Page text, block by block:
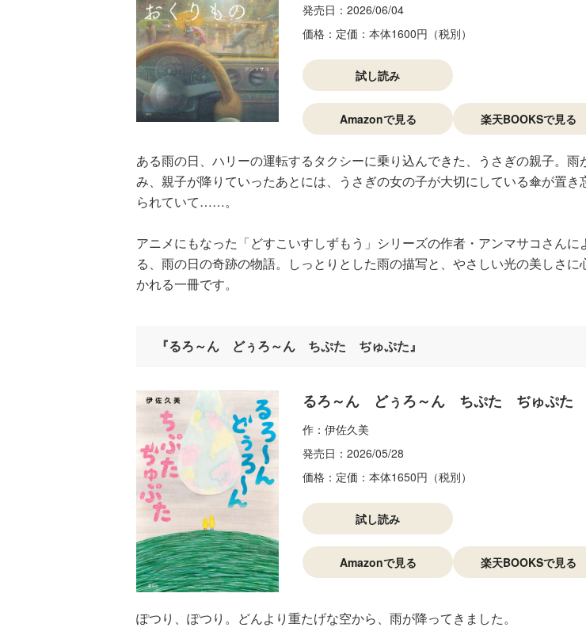
発売日： 2026/06/04
価格： 定価：本体1600円（税別）
試し読み
Amazonで見る 楽天BOOKSで見る
ある雨の日、ハリーの運転するタクシーに乗り込んできた、うさぎの親子。雨
み、親子が降りていったあとには、うさぎの女の子が大切にしている傘が置き
られていて……。
アニメにもなった「どすこいすしずもう」シリーズの作者・アンマサコさんに
る、雨の日の奇跡の物語。しっとりとした雨の描写と、やさしい光の美しさに
かれる一冊です。
『るろ～ん どぅろ～ん ちぷた ぢゅぷた』
るろ～ん どぅろ～ん ちぷた ぢゅぷた
作：伊佐久美
発売日： 2026/05/28
価格： 定価：本体1650円（税別）
試し読み
Amazonで見る 楽天BOOKSで見る
ぽつり、ぽつり。どんより重たげな空から、雨が降ってきました。